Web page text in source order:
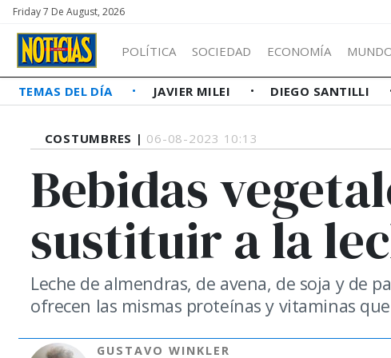
Friday 7 De August, 2026
POLÍTICA SOCIEDAD ECONOMÍA
TEMAS DEL DÍA JAVIER MILEI DIEGO SANTILLI
COSTUMBRES | 06-08-2023 10:13
Bebidas
sustituir a la
Leche de almendras, de avena, de soja y de
ofrecen las mismas proteínas y vitaminas
GUSTAVO WINKLER